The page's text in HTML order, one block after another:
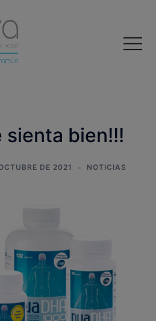
herramientas
sienta bien!!!
DE 2021 NOTICIAS